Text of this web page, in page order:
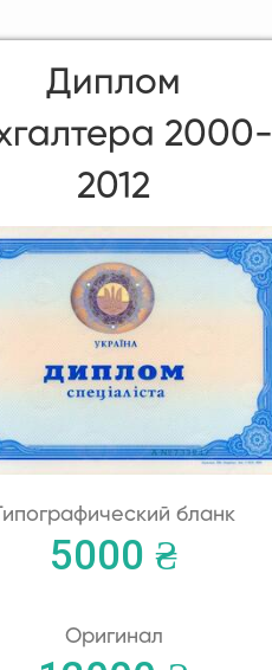
Диплом
2000-
2012
бланк
5000 ₴
Оригинал